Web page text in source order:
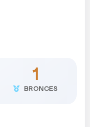
1
BRONCES